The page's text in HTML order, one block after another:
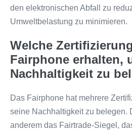
den elektronischen Abfall zu
Umweltbelastung zu minimieren.
Welche
Fairphone erhalten,
Nachhaltigkeit zu
Das Fairphone hat mehrere
seine Nachhaltigkeit zu belegen.
anderem das Fairtrade-Siegel,